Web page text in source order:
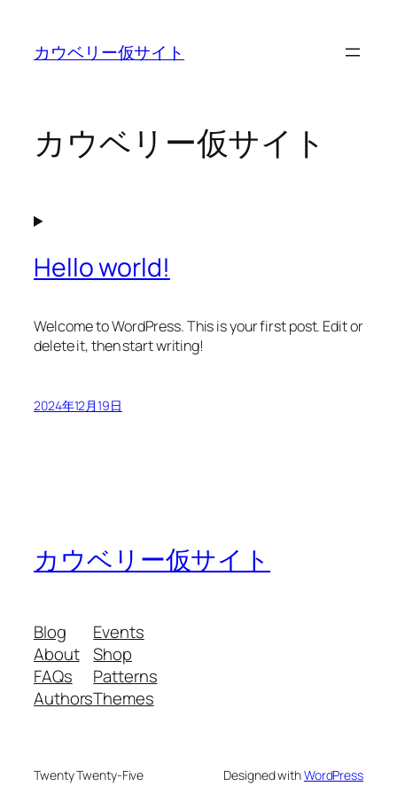
カウベリー仮サイト
カウベリー仮サイト
Hello world!
Welcome to WordPress. This is your first post. Edit or
delete it, then start writing!
2024年12月19日
カウベリー仮サイト
Blog
About
FAQs
Authors
Events
Shop
Patterns
Themes
Twenty Twenty-Five Designed withWordPress